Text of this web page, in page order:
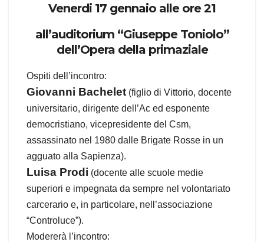
Venerdi 17 gennaio alle ore 21
all’auditorium “Giuseppe Toniolo”
dell’Opera della primaziale
Ospiti dell’incontro:
Giovanni Bachelet (figlio di Vittorio, docente
universitario, dirigente dell’Ac ed esponente
democristiano, vicepresidente del Csm,
assassinato nel 1980 dalle Brigate Rosse in un
agguato alla Sapienza).
Luisa Prodi (docente alle scuole medie
superiori e impegnata da sempre nel volontariato
carcerario e, in particolare, nell’associazione
“Controluce”).
Modererà l’incontro: